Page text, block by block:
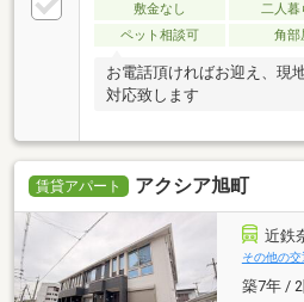
敷金なし 二人暮
ペット相談可
角部
お電話頂ければお迎え、現
対応致します
賃貸アパート アクシア旭町
近鉄
その他の交
築7年 /